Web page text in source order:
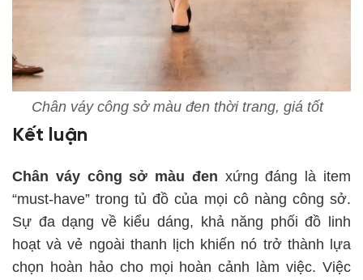
Chân váy công sở màu đen thời trang, giá tốt
Kết luận
Chân váy công sở màu đen xứng đáng là item
“must-have” trong tủ đồ của mọi cô nàng công sở.
Sự đa dạng về kiểu dáng, khả năng phối đồ linh
hoạt và vẻ ngoài thanh lịch khiến nó trở thành lựa
chọn hoàn hảo cho mọi hoàn cảnh làm việc. Việc